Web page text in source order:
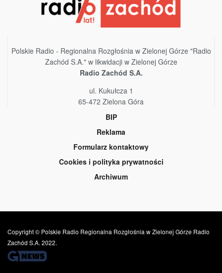
Polskie Radio - Regionalna Rozgłośnia w Zielonej Górze "Radio
Zachód S.A." w likwidacji w Zielonej Górze
Radio Zachód S.A.
ul. Kukułcza 1
65-472 Zielona Góra
BIP
Reklama
Formularz kontaktowy
Cookies i polityka prywatności
Archiwum
Copyright © Polskie Radio Regionalna Rozgłośnia w Zielonej Górze Radio
Zachód S.A. 2022.